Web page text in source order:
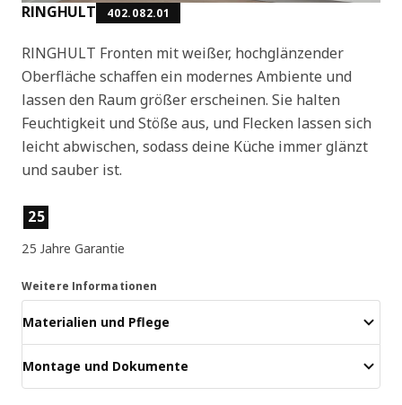
RINGHULT 402.082.01
RINGHULT Fronten mit weißer, hochglänzender
Oberfläche schaffen ein modernes Ambiente und
lassen den Raum größer erscheinen. Sie halten
Feuchtigkeit und Stöße aus, und Flecken lassen sich
leicht abwischen, sodass deine Küche immer glänzt
und sauber ist.
Produktmerkmale
25
25 Jahre Garantie
Weitere Informationen
Materialien und Pflege
Montage und Dokumente